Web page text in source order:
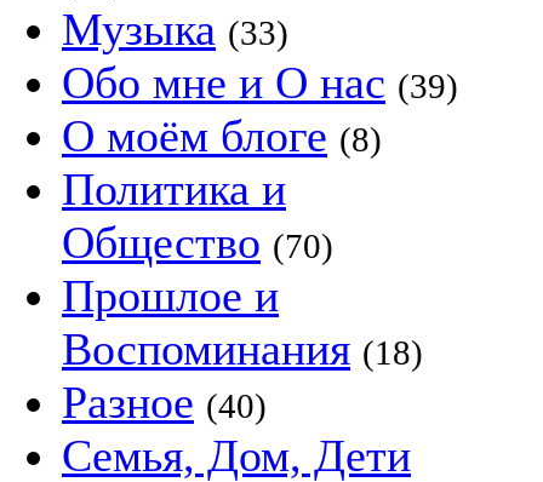
Музыка (33)
Обо мне и О нас (39)
О моём блоге (8)
Политика и
Общество (70)
Прошлое и
Воспоминания (18)
Разное (40)
Семья, Дом, Дети